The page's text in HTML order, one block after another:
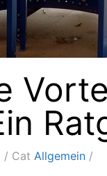
Cat Allgemein